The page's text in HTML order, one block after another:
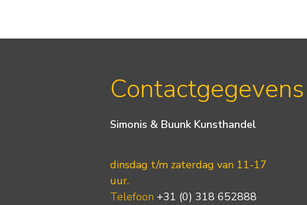
Contactgegevens
Simonis & Buunk Kunsthandel
dinsdag t/m zaterdag van 11-17
uur.
Telefoon +31 (0) 318 652888